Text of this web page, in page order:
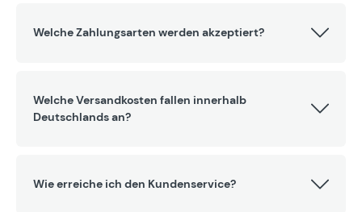
Welche Zahlungsarten werden akzeptiert?
Welche Versandkosten fallen innerhalb
Deutschlands an?
Wie erreiche ich den Kundenservice?